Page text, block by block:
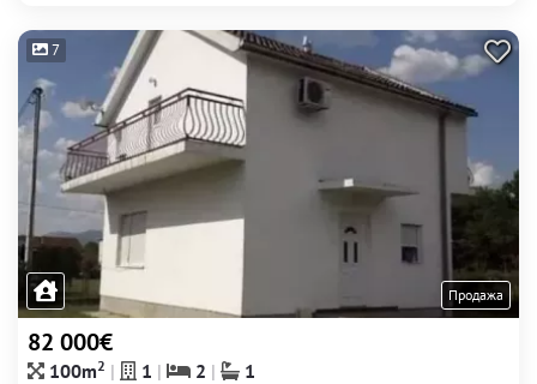
7
Продажа
82 000€
100m2 1 2 1